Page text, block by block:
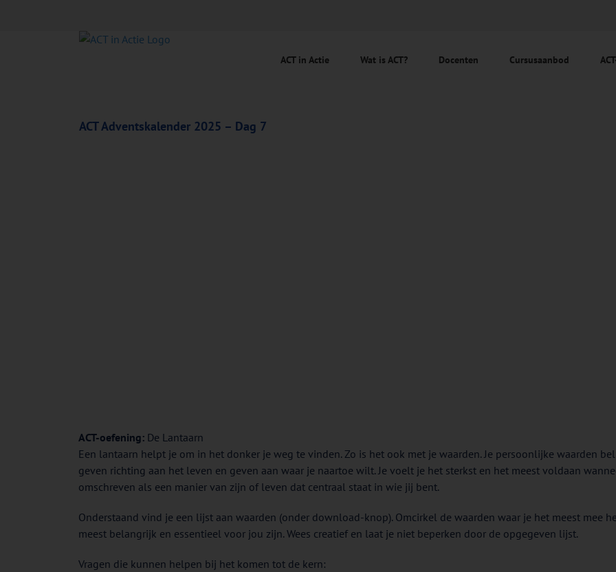
ACT in Actie Wat is ACT? Docenten Cursusaanbod
ACT Adventskalender 2025 – Dag 7
ACT-oefening: De Lantaarn
Een lantaarn helpt je om in het donker je weg te vinden. Zo is het ook met je waarden. Je persoonlijke waarden
geven richting aan het leven en geven aan waar je naartoe wilt. Je voelt je het sterkst en het meest voldaan
omschreven als een manier van zijn of leven dat centraal staat in wie jij bent.
Onderstaand vind je een lijst aan waarden (onder download-knop). Omcirkel de waarden waar je het meest mee
meest belangrijk en essentieel voor jou zijn. Wees creatief en laat je niet beperken door de opgegeven lijst.
Vragen die kunnen helpen bij het komen tot de kern: